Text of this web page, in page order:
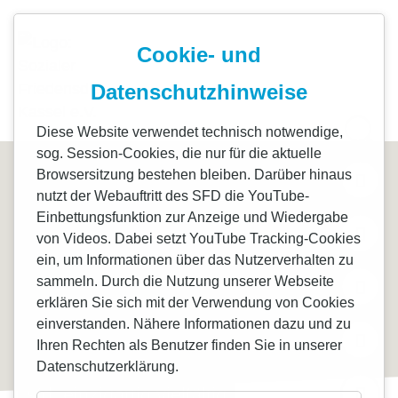
Cookie- und
Datenschutzhinweise
Diese Website verwendet technisch notwendige,
sog. Session-Cookies, die nur für die aktuelle
Browsersitzung bestehen bleiben. Darüber hinaus
nutzt der Webauftritt des SFD die YouTube-
Einbettungsfunktion zur Anzeige und Wiedergabe
von Videos. Dabei setzt YouTube Tracking-Cookies
ein, um Informationen über das Nutzerverhalten zu
sammeln. Durch die Nutzung unserer Webseite
erklären Sie sich mit der Verwendung von Cookies
einverstanden. Nähere Informationen dazu und zu
Ihren Rechten als Benutzer finden Sie in unserer
Datenschutzerklärung.
Standorte
Projekte
Spenden
Über uns
Globale
Zukunft –
StoP
Marienhof